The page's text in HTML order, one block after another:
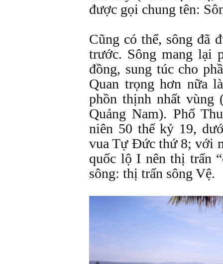
được gọi chung tên:
Cũng có thể, sông đã
trước. Sông mang lại
đồng, sung túc cho
Quan trọng hơn nữa
phồn thịnh nhất vùng
Quảng Nam). Phố
niên 50 thế kỷ 19,
vua Tự Đức thứ 8; với
quốc lộ I nên thị trấn
sông: thị trấn sông Vệ.